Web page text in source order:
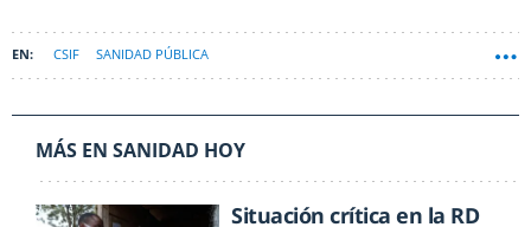
CSIF SANIDAD PÚBLICA
MÁS EN SANIDAD HOY
Situación crítica en la RD